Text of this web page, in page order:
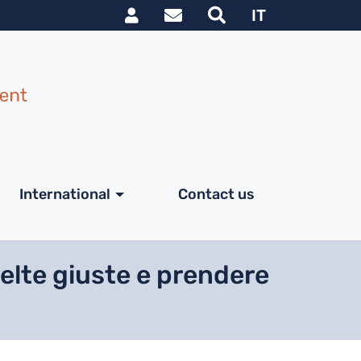
Link utili utente
IT
International Contact us
giuste e prendere